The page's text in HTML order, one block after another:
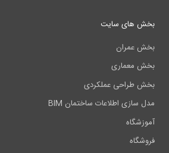
بخش های سایت
بخش عمران
بخش معماری
بخش طراحی عملکردی
مدل سازی اطلاعات ساختمان BIM
آموزشگاه
فروشگاه